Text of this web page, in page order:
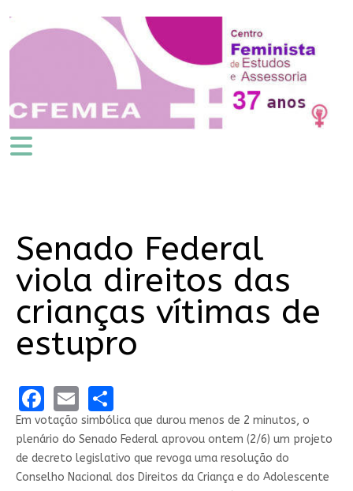
Senado Federal
viola direitos das
crianças vítimas de
estupro
Facebook
EmailShare
Em votação simbólica que durou menos de 2 minutos, o
plenário do Senado Federal aprovou ontem (2/6) um projeto
de decreto legislativo que revoga uma resolução do
Conselho Nacional dos Direitos da Criança e do Adolescente